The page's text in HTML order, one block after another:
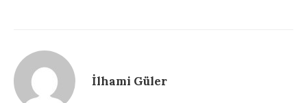
İlhami Güler